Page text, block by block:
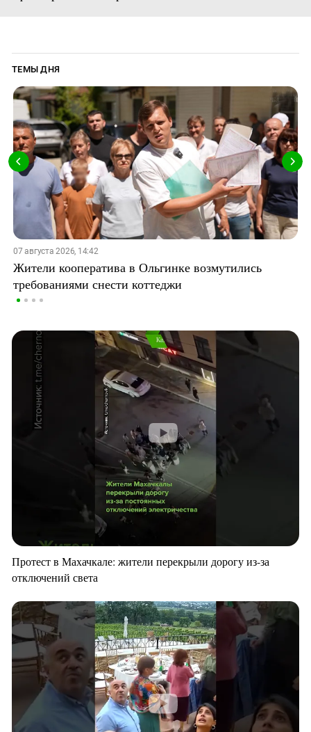
ТЕМЫ ДНЯ
07 августа 2026, 14:42
Жители кооператива в Ольгинке возмутились
требованиями снести коттеджи
Протест в Махачкале: жители перекрыли дорогу из-за
отключений света